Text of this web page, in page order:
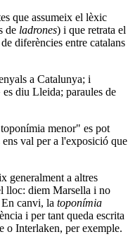
que assumeix el lèxic
de ladrones) i que retrata el
diferències entre catalans
a Catalunya; i
diu Lleida; paraules de
menor" es pot
val per a l'exposició que
generalment a altres
lloc: diem Marsella i no
canvi, la toponímia
i per tant queda escrita
o Interlaken, per exemple.